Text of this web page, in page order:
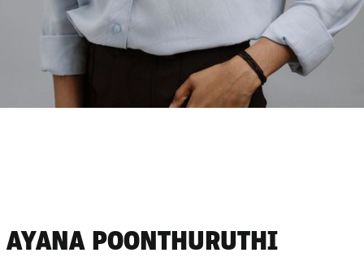
AYANA POONTHURUTHI